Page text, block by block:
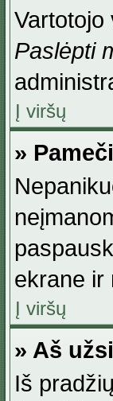
Vartotojo
Paslėpti
Į viršų
»
ekrane ir
Į viršų
» Aš
Iš